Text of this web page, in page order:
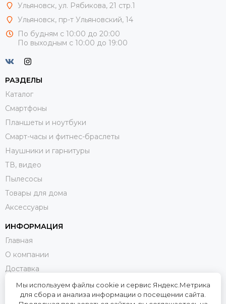
Ульяновск, ул. Рябикова, 21 стр.1
Ульяновск, пр-т Ульяновский, 14
По будням с 10:00 до 20:00
По выходным с 10:00 до 19:00
РАЗДЕЛЫ
Каталог
Смартфоны
Планшеты и ноутбуки
Смарт-часы и фитнес-браслеты
Наушники и гарнитуры
ТВ, видео
Пылесосы
Товары для дома
Аксессуары
ИНФОРМАЦИЯ
Главная
О компании
Доставка
Оплата
Возврат и обмен
Мы используем файлы cookie и сервис Яндекс.Метрика
для сбора и анализа информации о посещении сайта.